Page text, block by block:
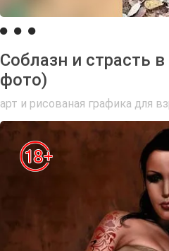
Соблазн и страсть
фото)
арт и рисованая графика для